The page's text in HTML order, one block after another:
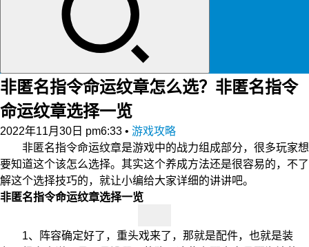
非匿名指令命运纹章怎么选？非匿名指令
命运纹章选择一览
2022年11月30日 pm6:33 • 游戏攻略
非匿名指令命运纹章是游戏中的战力组成部分，很多玩家想
要知道这个该怎么选择。其实这个养成方法还是很容易的，不了
解这个选择技巧的，就让小编给大家详细的讲讲吧。
非匿名指令命运纹章选择一览
1、阵容确定好了，重头戏来了，那就是配件，也就是装